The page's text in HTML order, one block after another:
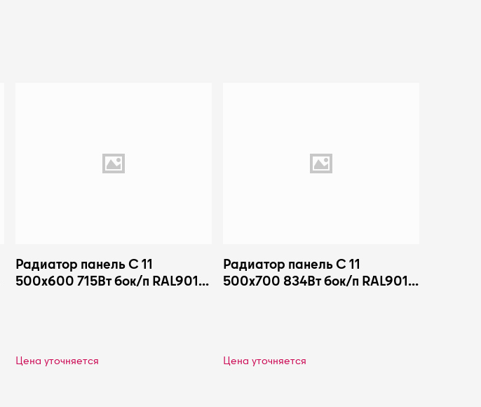
Радиатор панель С 11
500х600 715Вт бок/п RAL9016
Цена уточняется
Радиатор панель С 11
500х700 834Вт бок/п RAL9016
Цена уточняется